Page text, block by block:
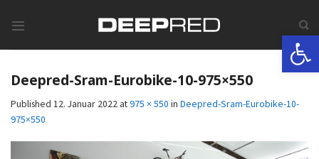
Deepred-Sram-Eurobike-10-975×550
Published 12. Januar 2022 at975 × 550 in Deepred-Sram-Eurobike-10-
975×550